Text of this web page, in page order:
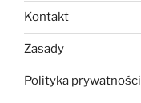
Kontakt
Zasady
Polityka prywatności